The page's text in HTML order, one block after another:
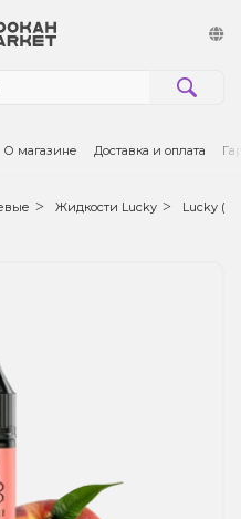
смеси
О магазине Доставка и оплата
Жидкости Lucky Lucky